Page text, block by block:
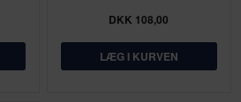
DKK 108,00